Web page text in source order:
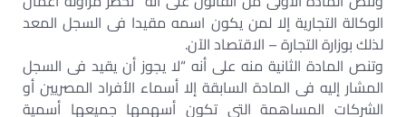
الوكالة التجارية إلا لمن يكون اسمه مقيدا فى السجل المعد
لذلك بوزارة التجارة – الاقتصاد الآن.
وتنص المادة الثانية منه على أنه “لا يجوز أن يقيد فى السجل
المشار إليه فى المادة السابقة إلا أسماء الأفراد المصريين أو
الشركات المساهمة التى تكون أسهمها جميعها أسمية